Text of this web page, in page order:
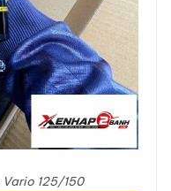
125/150